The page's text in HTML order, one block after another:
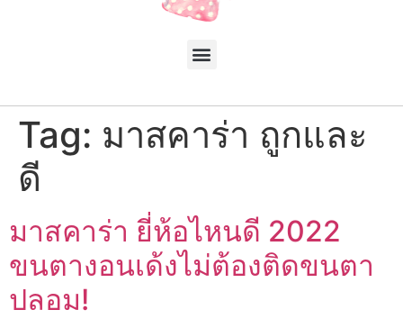
Tag: มาสคาร่า ถูกและ
ดี
มาสคาร่า ยี่ห้อไหนดี 2022
ขนตางอนเด้งไม่ต้องติดขนตา
ปลอม!